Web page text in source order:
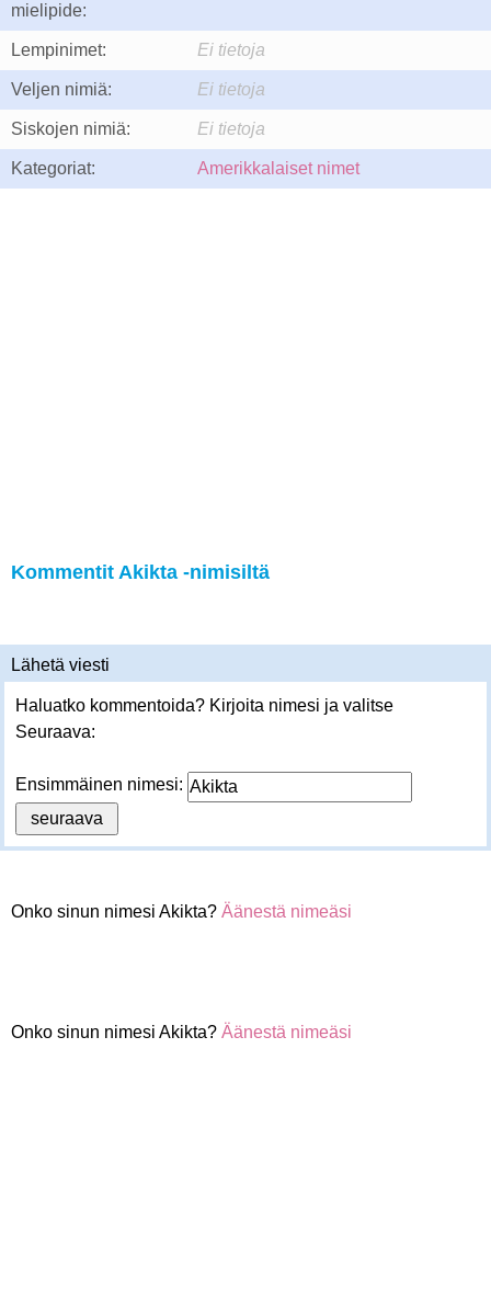
mielipide:
Lempinimet: Ei tietoja
Veljen nimiä: Ei tietoja
Siskojen nimiä: Ei tietoja
Kategoriat: Amerikkalaiset nimet
Kommentit Akikta -nimisiltä
Lähetä viesti
Haluatko kommentoida? Kirjoita nimesi ja valitse
Seuraava:
Ensimmäinen nimesi:
Onko sinun nimesi Akikta? Äänestä nimeäsi
Onko sinun nimesi Akikta? Äänestä nimeäsi